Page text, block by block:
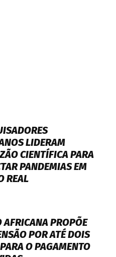
LIDERAM
CIENTÍFICA PARA
PANDEMIAS EM
REAL
AFRICANA PROPÕE
POR ATÉ DOIS
O PAGAMENTO